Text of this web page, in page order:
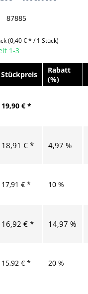
87885
(0,40 € * / 1 Stück)
1-3
Stückpreis
Rabatt
(%)
19,90 € *
18,91 € * 4,97 %
17,91 € * 10 %
16,92 € * 14,97 %
15,92 € * 20 %